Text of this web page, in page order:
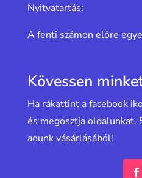
Nyitvatartás:
A fenti számon előre
Kövessen
Ha rákattint a facebook
és megosztja oldalunkat,
adunk vásárlásából!